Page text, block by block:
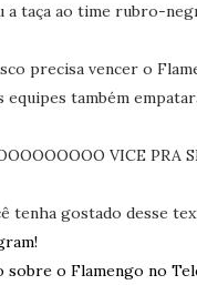
a taça ao time rubro-
precisa vencer o
equipes também
VICE PRA
tenha gostado desse
o Flamengo no